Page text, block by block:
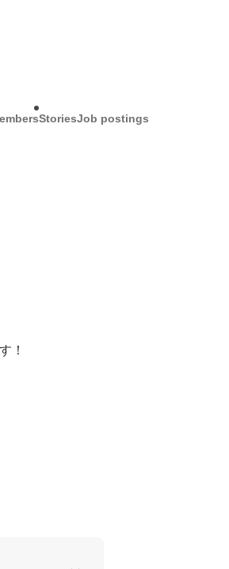
StoriesJob postings
！